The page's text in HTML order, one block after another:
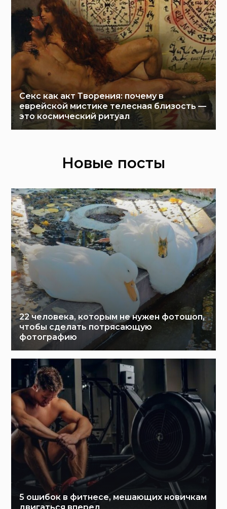
Секс как акт Творения: почему в
еврейской мистике телесная близость —
это космический ритуал
Новые посты
22 человека, которым не нужен фотошоп,
чтобы сделать потрясающую
фотографию
5 ошибок в фитнесе, мешающих новичкам